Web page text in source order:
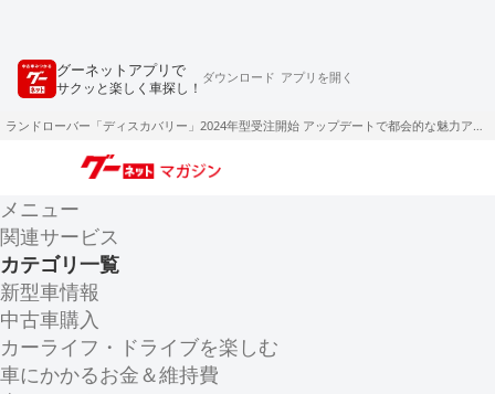
グーネットアプリで
サクッと楽しく車探し！
ダウンロード アプリを開く
ランドローバー「ディスカバリー」2024年型受注開始 アップデートで都会的な魅力アップ
メニュー
関連サービス
カテゴリ一覧
新型車情報
中古車購入
カーライフ・ドライブを楽しむ
車にかかるお金＆維持費